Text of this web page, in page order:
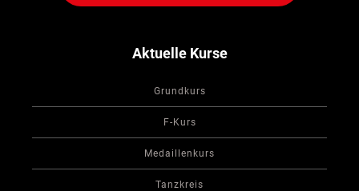
Aktuelle Kurse
Grundkurs
F-Kurs
Medaillenkurs
Tanzkreis